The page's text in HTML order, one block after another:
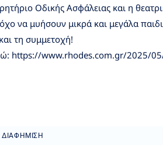
Οδικής Ασφάλειας και η
να μυήσουν μικρά και μεγάλα
τη συμμετοχή!
https://www.rhodes.com.gr/2025/
ΔΙΑΦΉΜΙΣΗ